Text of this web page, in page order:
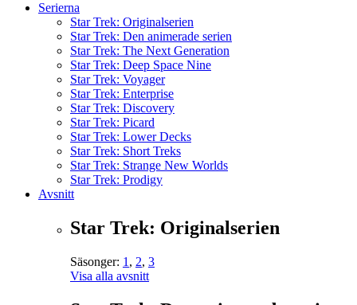
Serierna
Star Trek: Originalserien
Star Trek: Den animerade serien
Star Trek: The Next Generation
Star Trek: Deep Space Nine
Star Trek: Voyager
Star Trek: Enterprise
Star Trek: Discovery
Star Trek: Picard
Star Trek: Lower Decks
Star Trek: Short Treks
Star Trek: Strange New Worlds
Star Trek: Prodigy
Avsnitt
Star Trek: Originalserien
Säsonger: 1 , 2, 3
Visa alla avsnitt